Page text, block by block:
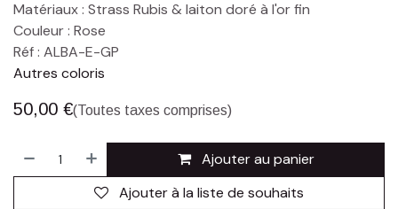
Matériaux : Strass Rubis & laiton doré à l'or fin
Couleur : Rose
Réf : ALBA-E-GP
Autres coloris
50,00 €(Toutes taxes comprises)
Ajouter au panier
Ajouter à la liste de souhaits